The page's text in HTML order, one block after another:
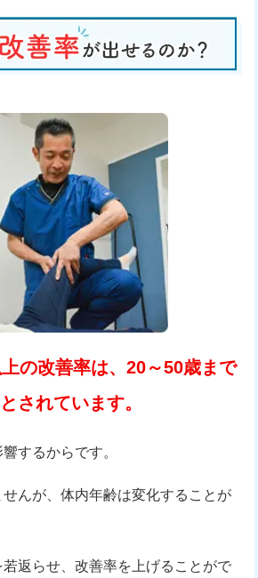
の改善率は、20～50歳まで
されています。
するからです。
んが、体内年齢は変化することが
返らせ、改善率を上げることがで